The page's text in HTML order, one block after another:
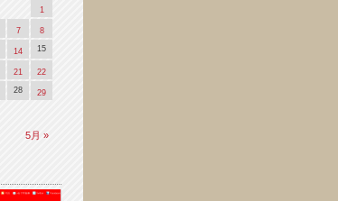
5月 »
1
7 8
14 15
21 22
28 29